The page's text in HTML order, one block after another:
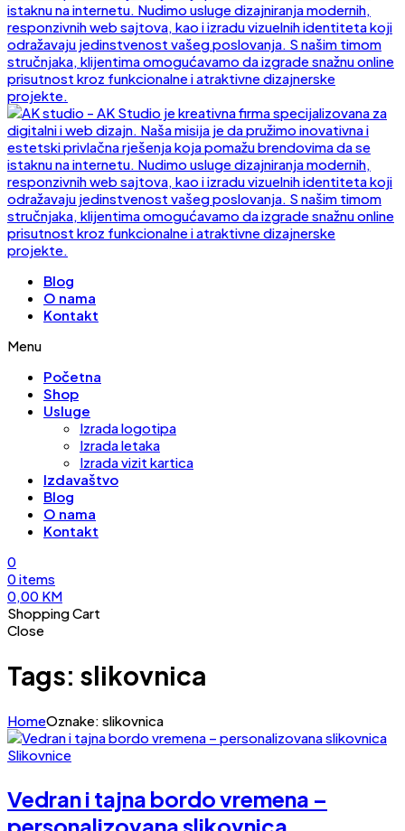
Blog
O nama
Kontakt
Menu
Početna
Shop
Usluge
Izrada logotipa
Izrada letaka
Izrada vizit kartica
Izdavaštvo
Blog
O nama
Kontakt
0
0items
0,00 KM
Shopping Cart
Close
Tags: slikovnica
HomeOznake: slikovnica
Slikovnice
Vedran i tajna bordo vremena –